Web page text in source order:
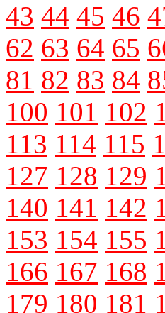
43 44 45 46
62 63 64 65
81 82 83 84
100 101 102
113 114 115
127 128 129
140 141 142
153 154 155
166 167 168
179 180 181